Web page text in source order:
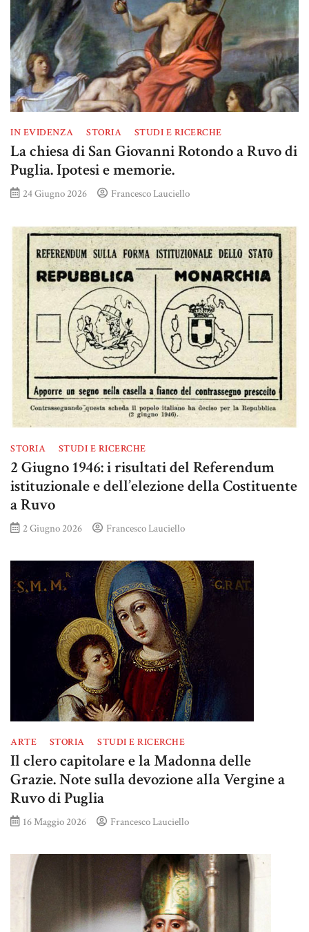
IN EVIDENZA STORIA STUDI E RICERCHE
La chiesa di San Giovanni Rotondo a Ruvo di
Puglia. Ipotesi e memorie.
24 Giugno 2026 Francesco Lauciello
STORIA STUDI E RICERCHE
2 Giugno 1946: i risultati del Referendum
istituzionale e dell’elezione della Costituente
a Ruvo
2 Giugno 2026 Francesco Lauciello
ARTE STORIA STUDI E RICERCHE
Il clero capitolare e la Madonna delle
Grazie. Note sulla devozione alla Vergine a
Ruvo di Puglia
16 Maggio 2026 Francesco Lauciello